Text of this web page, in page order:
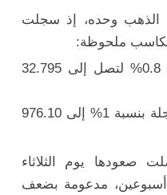
الذهب وحده، إذ سجلت
مكاسب ملحوظة:
بنسبة 0.8% لتصل إلى 32.795
الآجلة بنسبة 1% إلى 976.10
صعودها يوم الثلاثاء
مدعومة بضعف